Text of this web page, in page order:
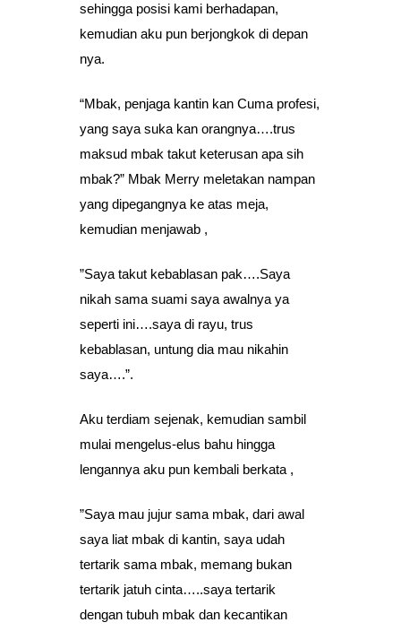
sehingga posisi kami berhadapan,
kemudian aku pun berjongkok di depan
nya.
“Mbak, penjaga kantin kan Cuma profesi,
yang saya suka kan orangnya….trus
maksud mbak takut keterusan apa sih
mbak?” Mbak Merry meletakan nampan
yang dipegangnya ke atas meja,
kemudian menjawab ,
”Saya takut kebablasan pak….Saya
nikah sama suami saya awalnya ya
seperti ini….saya di rayu, trus
kebablasan, untung dia mau nikahin
saya….”.
Aku terdiam sejenak, kemudian sambil
mulai mengelus-elus bahu hingga
lengannya aku pun kembali berkata ,
”Saya mau jujur sama mbak, dari awal
saya liat mbak di kantin, saya udah
tertarik sama mbak, memang bukan
tertarik jatuh cinta…..saya tertarik
dengan tubuh mbak dan kecantikan